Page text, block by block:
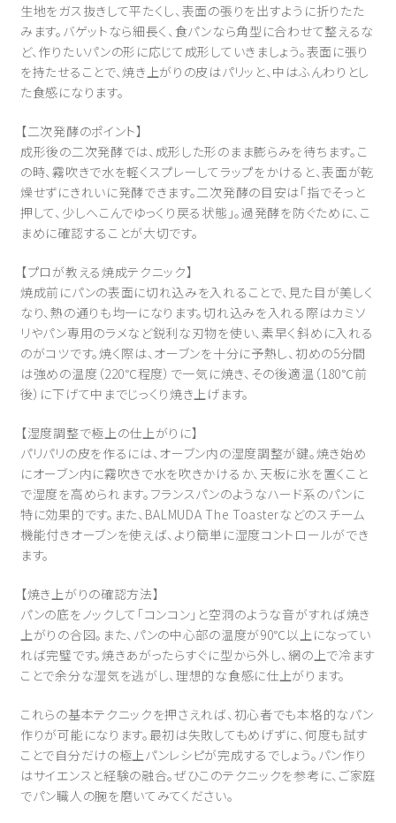
生地をガス抜きして平たくし、表面の張りを出すように折りたた
みます。バゲットなら細長く、食パンなら角型に合わせて整えるな
ど、作りたいパンの形に応じて成形していきましょう。表面に張り
を持たせることで、焼き上がりの皮はパリッと、中はふんわりとし
た食感になります。
【二次発酵のポイント】
成形後の二次発酵では、成形した形のまま膨らみを待ちます。こ
の時、霧吹きで水を軽くスプレーしてラップをかけると、表面が乾
燥せずにきれいに発酵できます。二次発酵の目安は「指でそっと
押して、少しへこんでゆっくり戻る状態」。過発酵を防ぐために、こ
まめに確認することが大切です。
【プロが教える焼成テクニック】
焼成前にパンの表面に切れ込みを入れることで、見た目が美しく
なり、熱の通りも均一になります。切れ込みを入れる際はカミソ
リやパン専用のラメなど鋭利な刃物を使い、素早く斜めに入れる
のがコツです。焼く際は、オーブンを十分に予熱し、初めの5分間
は強めの温度（220℃程度）で一気に焼き、その後適温（180℃前
後）に下げて中までじっくり焼き上げます。
【湿度調整で極上の仕上がりに】
パリパリの皮を作るには、オーブン内の湿度調整が鍵。焼き始め
にオーブン内に霧吹きで水を吹きかけるか、天板に氷を置くこと
で湿度を高められます。フランスパンのようなハード系のパンに
特に効果的です。また、BALMUDA The Toasterなどのスチーム
機能付きオーブンを使えば、より簡単に湿度コントロールができ
ます。
【焼き上がりの確認方法】
パンの底をノックして「コンコン」と空洞のような音がすれば焼き
上がりの合図。また、パンの中心部の温度が90℃以上になってい
れば完璧です。焼きあがったらすぐに型から外し、網の上で冷ます
ことで余分な湿気を逃がし、理想的な食感に仕上がります。
これらの基本テクニックを押さえれば、初心者でも本格的なパン
作りが可能になります。最初は失敗してもめげずに、何度も試す
ことで自分だけの極上パンレシピが完成するでしょう。パン作り
はサイエンスと経験の融合。ぜひこのテクニックを参考に、ご家庭
でパン職人の腕を磨いてみてください。